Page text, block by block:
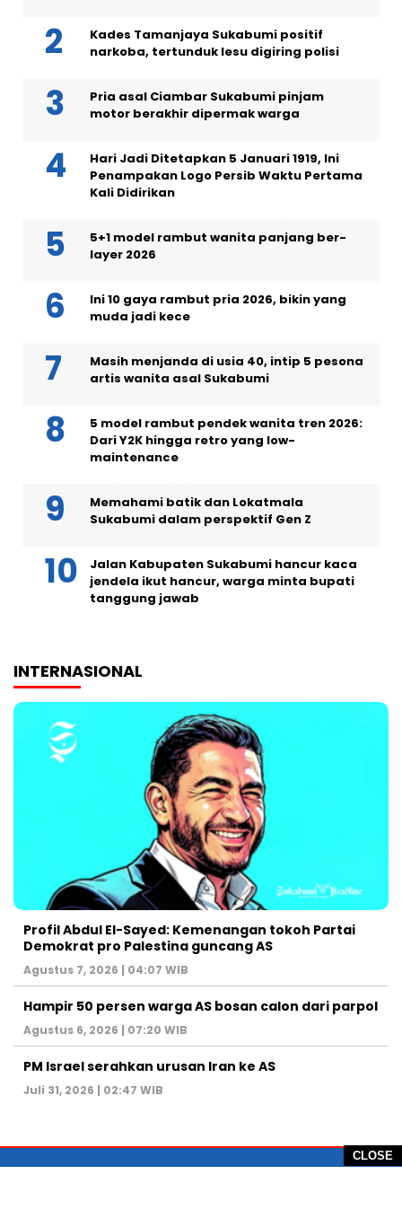
CLOSE
Kades Tamanjaya Sukabumi positif
narkoba, tertunduk lesu digiring polisi
Pria asal Ciambar Sukabumi pinjam
motor berakhir dipermak warga
Hari Jadi Ditetapkan 5 Januari 1919, Ini
Penampakan Logo Persib Waktu Pertama
Kali Didirikan
5+1 model rambut wanita panjang ber-
layer 2026
Ini 10 gaya rambut pria 2026, bikin yang
muda jadi kece
Masih menjanda di usia 40, intip 5 pesona
artis wanita asal Sukabumi
5 model rambut pendek wanita tren 2026:
Dari Y2K hingga retro yang low-
maintenance
Memahami batik dan Lokatmala
Sukabumi dalam perspektif Gen Z
Jalan Kabupaten Sukabumi hancur kaca
jendela ikut hancur, warga minta bupati
tanggung jawab
INTERNASIONAL
Profil Abdul El-Sayed: Kemenangan tokoh Partai
Demokrat pro Palestina guncang AS
Agustus 7, 2026 | 04:07 WIB
Hampir 50 persen warga AS bosan calon dari parpol
Agustus 6, 2026 | 07:20 WIB
PM Israel serahkan urusan Iran ke AS
Juli 31, 2026 | 02:47 WIB